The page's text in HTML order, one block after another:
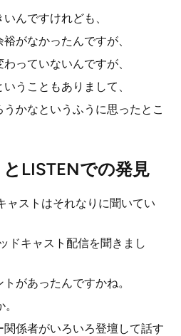
んですけれども、
がなかったんですが、
っていないんですが、
うこともありまして、
かなというふうに思ったとこ
LISTENでの発見
ャストはそれなりに聞いてい
ドキャスト配信を聞きまし
があったんですかね。
係者がいろいろ登壇して話す